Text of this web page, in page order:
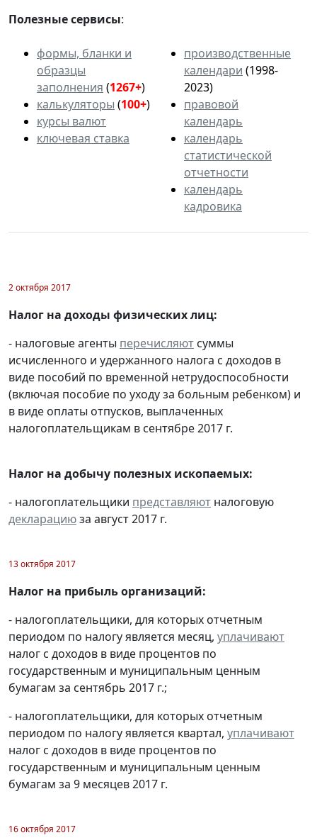
Полезные сервисы:
формы, бланки и
образцы
заполнения (1267+)
калькуляторы (100+)
курсы валют
ключевая ставка
производственные
календари (1998-
2023)
правовой
календарь
календарь
статистической
отчетности
календарь
кадровика
2 октября 2017
Налог на доходы физических лиц:
- налоговые агенты перечисляют суммы
исчисленного и удержанного налога с доходов в
виде пособий по временной нетрудоспособности
(включая пособие по уходу за больным ребенком) и
в виде оплаты отпусков, выплаченных
налогоплательщикам в сентябре 2017 г.
Налог на добычу полезных ископаемых:
- налогоплательщики представляют налоговую
декларациюза август 2017 г.
13 октября 2017
Налог на прибыль организаций:
- налогоплательщики, для которых отчетным
периодом по налогу является месяц, уплачивают
налог с доходов в виде процентов по
государственным и муниципальным ценным
бумагам за сентябрь 2017 г.;
- налогоплательщики, для которых отчетным
периодом по налогу является квартал, уплачивают
налог с доходов в виде процентов по
государственным и муниципальным ценным
бумагам за 9 месяцев 2017 г.
16 октября 2017